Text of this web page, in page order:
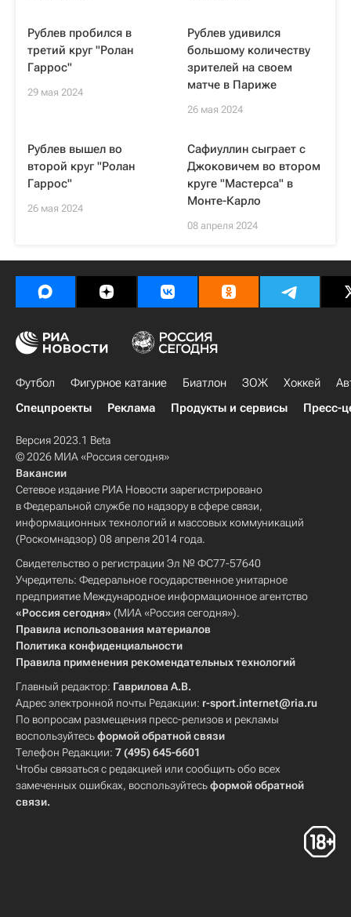
Рублев пробился в
третий круг "Ролан
Гаррос"
29 мая 2024
Рублев удивился
большому количеству
зрителей на своем
матче в Париже
26 мая 2024
Рублев вышел во
второй круг "Ролан
Гаррос"
26 мая 2024
Сафиуллин сыграет с
Джоковичем во втором
круге "Мастерса" в
Монте-Карло
08 апреля 2024
Футбол Фигурное катание Биатлон ЗОЖ Хоккей
Спецпроекты
Реклама Продукты и сервисы Пресс-
Версия 2023.1 Beta
© 2026 МИА «Россия сегодня»
Вакансии
Сетевое издание РИА Новости зарегистрировано
в Федеральной службе по надзору в сфере связи,
информационных технологий и массовых коммуникаций
(Роскомнадзор) 08 апреля 2014 года.
Свидетельство о регистрации Эл № ФС77-57640
Учредитель: Федеральное государственное унитарное
предприятие Международное информационное агентство
«Россия сегодня» (МИА «Россия сегодня»).
Правила использования материалов
Политика конфиденциальности
Правила применения рекомендательных технологий
Главный редактор: Гаврилова А.В.
Адрес электронной почты Редакции: r-sport.internet@ria.ru
По вопросам размещения пресс-релизов и рекламы
воспользуйтесьформой обратной связи
Телефон Редакции: 7 (495) 645-6601
Чтобы связаться с редакцией или сообщить обо всех
замеченных ошибках, воспользуйтесьформой обратной
связи.